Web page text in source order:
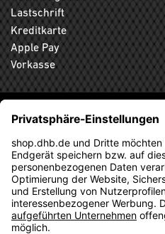
Lastschrift
Kreditkarte
Apple Pay
Vorkasse
ABONNIEREN SIE DEN
NEWSLETTER UND
AKTION MEHR.